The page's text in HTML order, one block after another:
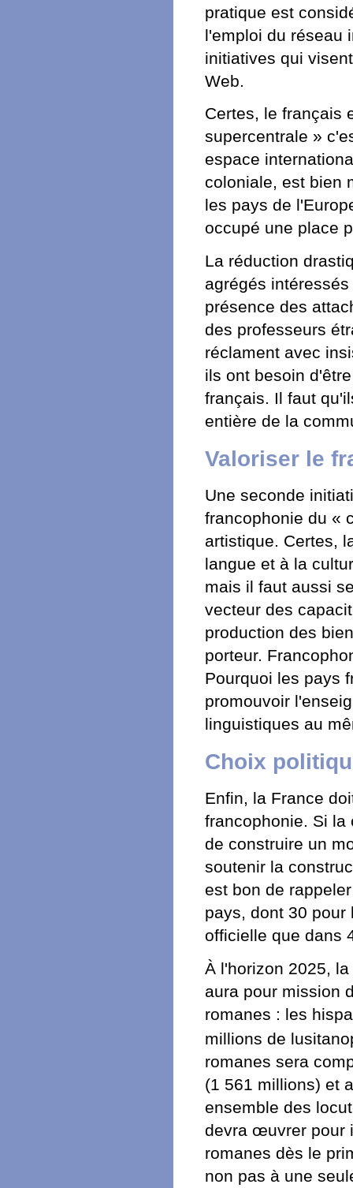
pratique est
l'emploi du réseau
initiatives qui
Web.
Certes, le français
supercentrale »
espace
coloniale, est bien
les pays de
occupé une place
La réduction
agrégés
présence des
des professeurs
réclament avec
ils ont besoin
français. Il faut
entière de la
Valoriser le
Une seconde
francophonie du «
artistique. Certes,
langue et à la
mais il faut aussi
vecteur des
production des
porteur.
Pourquoi les pays
promouvoir
linguistiques au
Choix
Enfin, la France
francophonie. Si la
de construire un
soutenir la
est bon de
pays, dont 30
officielle que dans
À l'horizon 2025,
aura pour mission
romanes : les
millions de
romanes sera
(1 561 millions) et
ensemble des
devra œuvrer pour
romanes dès le
non pas à une